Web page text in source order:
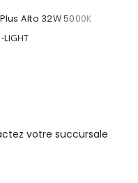
Alto 32W 5000K
LIGHT
votre succursale